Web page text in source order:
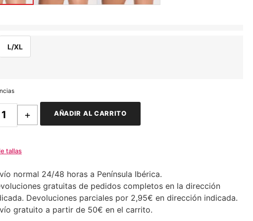
L/XL
+ AÑADIR AL CARRITO
tallas
normal 24/48 horas a Península Ibérica.
gratuitas de pedidos completos en la dirección
Devoluciones parciales por 2,95€ en dirección indicada.
gratuito a partir de 50€ en el carrito.